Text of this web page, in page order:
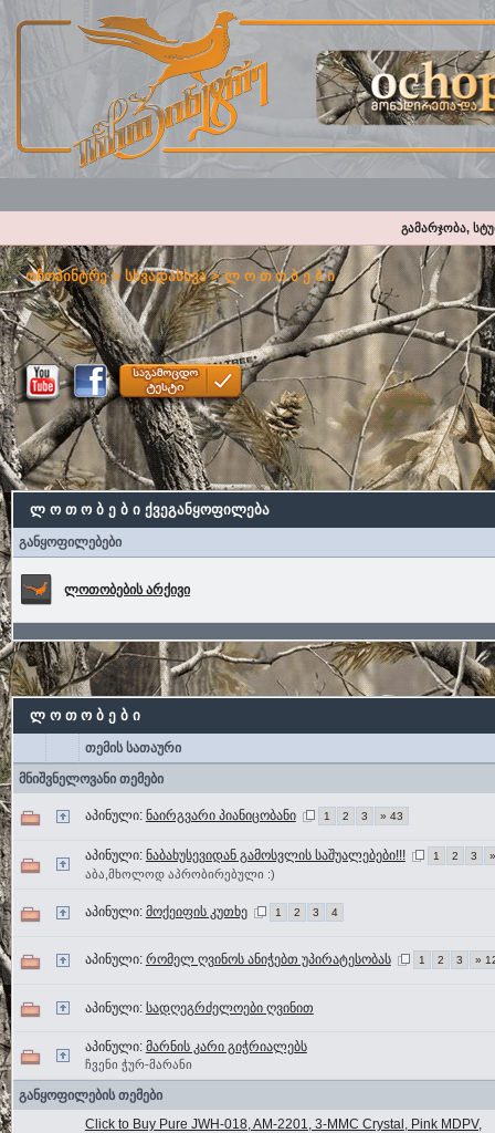
გამარჯობა,
ოჩოპინტრე>სხვადასხვა>ლ ო თ ო ბ ე ბ ი
ლ ო თ ო ბ ე ბ ი ქვეგანყოფილება
განყოფილებები
ლოთობების არქივი
ლ ო თ ო ბ ე ბ ი
თემის სათაური
მნიშვნელოვანი თემები
აპინული: ნაირგვარი პიანიცობანი 1 2 3 » 43
აპინული: ნაბახუსევიდან გამოსვლის საშუალებები!!! 1 2 3
აბა,მხოლოდ აპრობირებული :)
აპინული: მოქეიფის კუთხე 1 2 3 4
აპინული: რომელ ღვინოს ანიჭებთ უპირატესობას 1 2 3 »
აპინული: სადღეგრძელოები ღვინით
აპინული: მარნის კარი გიჭრიალებს
ჩვენი ჭურ-მარანი
განყოფილების თემები
Click to Buy Pure JWH-018, AM-2201, 3-MMC Crystal, Pink MDPV,